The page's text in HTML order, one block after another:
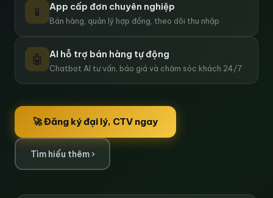
📱 App cấp đơn chuyên nghiệp
Bán hàng, quản lý hợp đồng, theo dõi thu nhập
🤖 AI hỗ trợ bán hàng tự động
Chatbot AI tư vấn, báo giá và chăm sóc khách 24/7
🚀 Đăng ký đại lý, CTV ngay
Tìm hiểu thêm ›